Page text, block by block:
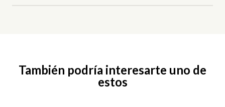
También podría interesarte uno de
estos